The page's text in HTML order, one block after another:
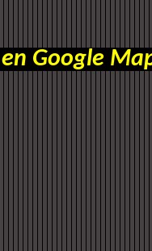
Google